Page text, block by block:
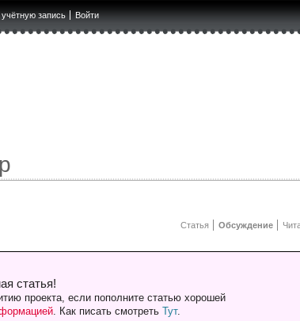
запись Войти
Статья Обсуждение
статья!
проекта, если пополните статью хорошей
. Как писать смотреть Тут.